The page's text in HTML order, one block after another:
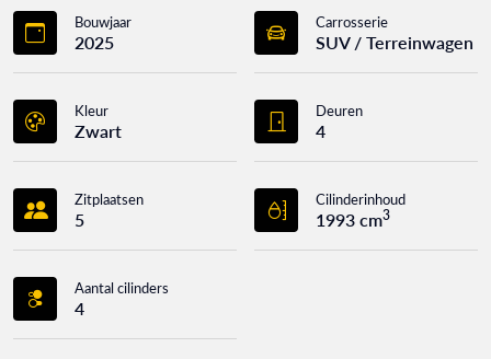
Bouwjaar
2025
Carrosserie
SUV / Terreinwagen
Kleur
Zwart
Deuren
4
Zitplaatsen
5
Cilinderinhoud
1993 cm3
Aantal cilinders
4